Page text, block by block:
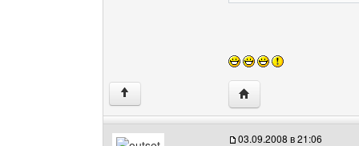
↑ Посетить сайт
03.09.2008 в 21:06